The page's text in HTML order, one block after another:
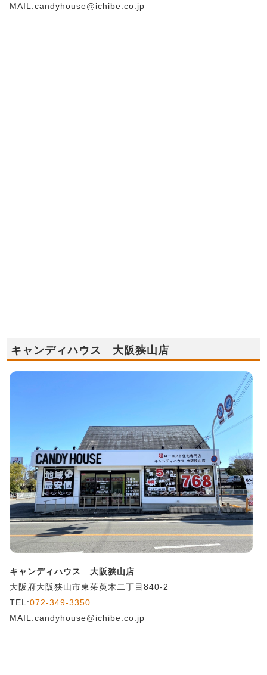
MAIL:candyhouse@ichibe.co.jp
キャンディハウス 大阪狭山店
キャンディハウス 大阪狭山店
大阪府大阪狭山市東茱萸木二丁目840-2
TEL:072-349-3350
MAIL:candyhouse@ichibe.co.jp